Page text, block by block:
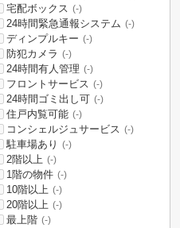
宅配ボックス (-)
24時間緊急通報システム (-)
ディンプルキー (-)
防犯カメラ (-)
24時間有人管理 (-)
フロントサービス (-)
24時間ゴミ出し可 (-)
住戸内覧可能 (-)
コンシェルジュサービス (-)
駐車場あり (-)
2階以上 (-)
1階の物件 (-)
10階以上 (-)
20階以上 (-)
最上階 (-)